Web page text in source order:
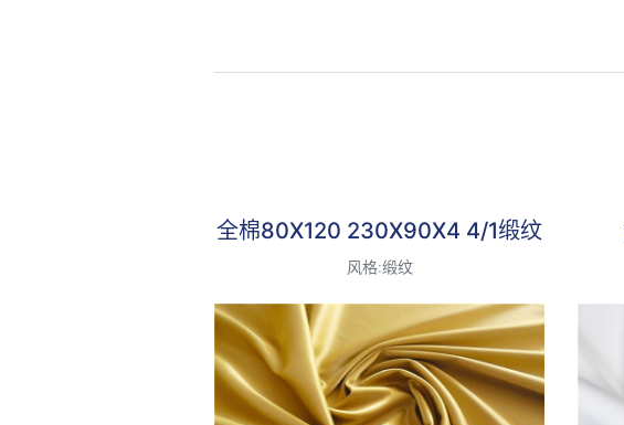
全棉80X120 230X90X4 4/1缎纹
风格:缎纹